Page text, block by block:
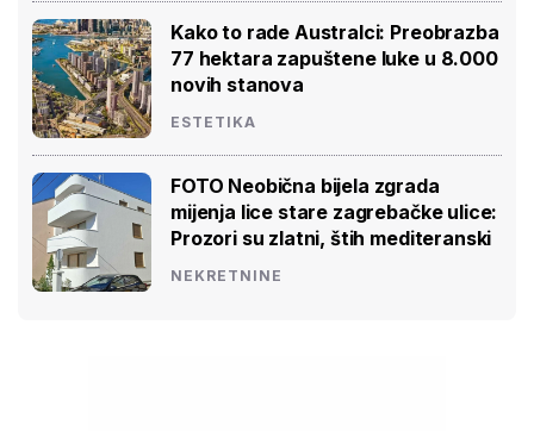
Kako to rade Australci: Preobrazba
77 hektara zapuštene luke u 8.000
novih stanova
ESTETIKA
FOTO Neobična bijela zgrada
mijenja lice stare zagrebačke ulice:
Prozori su zlatni, štih mediteranski
NEKRETNINE